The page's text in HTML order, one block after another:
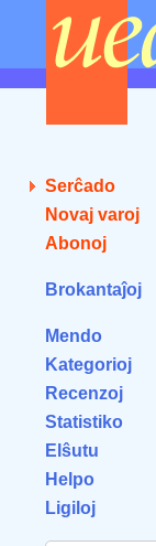
Serĉado
Novaj varoj
Abonoj
Brokantaĵoj
Mendo
Kategorioj
Recenzoj
Statistiko
Elŝutu
Helpo
Ligiloj